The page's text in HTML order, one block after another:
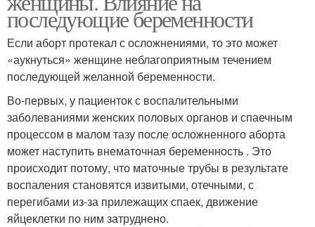
последующие беременности
Если аборт протекал с осложнениями, то это может
«аукнуться» женщине неблагоприятным течением
последующей желанной беременности.
Во-первых, у пациенток с воспалительными
заболеваниями женских половых органов и спаечным
процессом в малом тазу после осложненного аборта
может наступить внематочная беременность . Это
происходит потому, что маточные трубы в результате
воспаления становятся извитыми, отечными, с
перегибами из-за прилежащих спаек, движение
яйцеклетки по ним затруднено.